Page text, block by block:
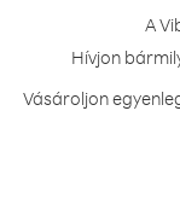
A
Hívjon
Vásároljon